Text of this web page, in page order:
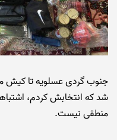
جنوب گردی عسلویه تا کیش
شد که انتخابش کردم،
منطقی نیست.